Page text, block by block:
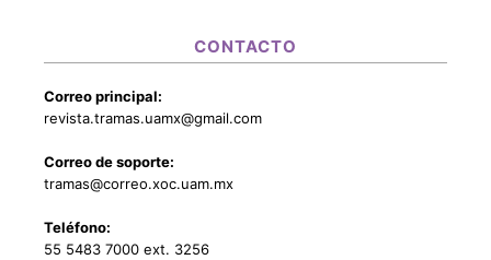
CONTACTO
Correo principal:
revista.tramas.uamx@gmail.com
Correo de soporte:
tramas@correo.xoc.uam.mx
Teléfono:
55 5483 7000 ext. 3256